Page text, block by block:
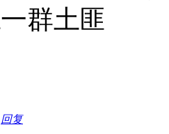
一群土匪
回复